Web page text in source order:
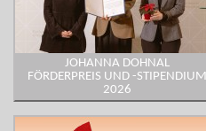
JOHANNA DOHNAL
FÖRDERPREIS UND -STIPENDIUM
2026